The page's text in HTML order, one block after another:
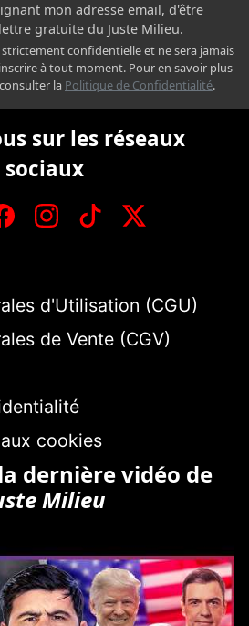
mon adresse email, d'être
gratuite du Juste Milieu.
confidentielle et ne sera jamais
à tout moment. Pour en savoir plus
la Politique de Confidentialité.
sur les réseaux
sociaux
d'Utilisation (CGU)
de Vente (CGV)
cookies
dernière vidéo de
Milieu